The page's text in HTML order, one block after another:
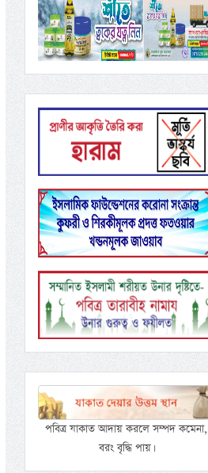
পবিত্র যাকাত আদায় করলে সম্পদ কমেনা,
বরং বৃদ্ধি পায়।